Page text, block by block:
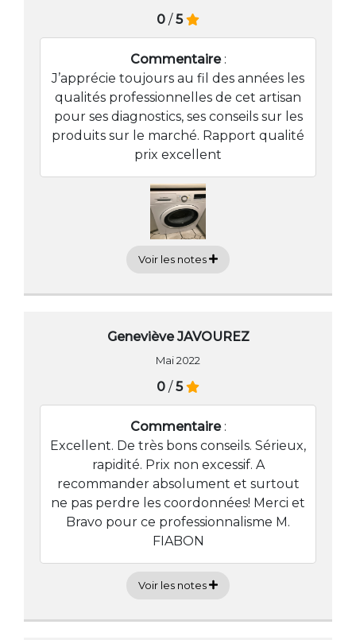
0 /5
Commentaire:
J’apprécie toujours au fil des années les
qualités professionnelles de cet artisan
pour ses diagnostics, ses conseils sur les
produits sur le marché. Rapport qualité
prix excellent
Voir les notes
Geneviève JAVOUREZ
Mai 2022
0 /5
Commentaire:
Excellent. De très bons conseils. Sérieux,
rapidité. Prix non excessif. A
recommander absolument et surtout
ne pas perdre les coordonnées! Merci et
Bravo pour ce professionnalisme M.
FIABON
Voir les notes